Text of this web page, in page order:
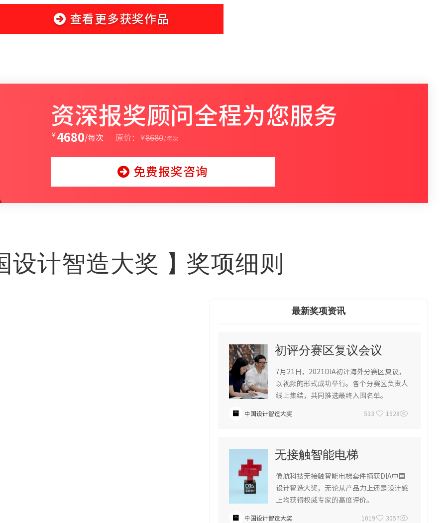
查看更多获奖作品
资深报奖顾问全程为您服务
￥ 4680/每次 原价： ￥8680/每次
免费报奖咨询
设计智造大奖 】奖项细则
最新奖项资讯
初评分赛区复议会议
7月21日，2021DIA初评海外分赛区复议，
以视频的形式成功举行。各个分赛区负责人
线上集结，共同推选最终入围名单。
中国设计智造大奖 533 1628
无接触智能电梯
像航科技无接触智能电梯套件摘获DIA中国
设计智造大奖，无论从产品力上还是设计感
上均获得权威专家的高度评价。
中国设计智造大奖 1019 3057